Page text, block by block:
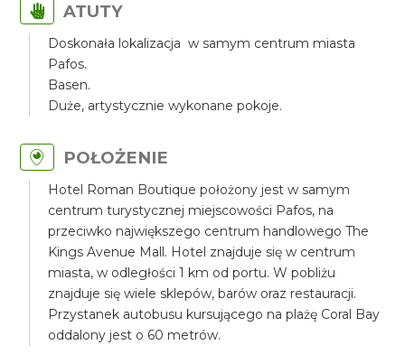
ATUTY
Doskonała lokalizacja w samym centrum miasta
Pafos.
Basen.
Duże, artystycznie wykonane pokoje.
POŁOŻENIE
Hotel Roman Boutique położony jest w samym
centrum turystycznej miejscowości Pafos, na
przeciwko największego centrum handlowego The
Kings Avenue Mall. Hotel znajduje się w centrum
miasta, w odległości 1 km od portu. W pobliżu
znajduje się wiele sklepów, barów oraz restauracji.
Przystanek autobusu kursującego na plażę Coral Bay
oddalony jest o 60 metrów.